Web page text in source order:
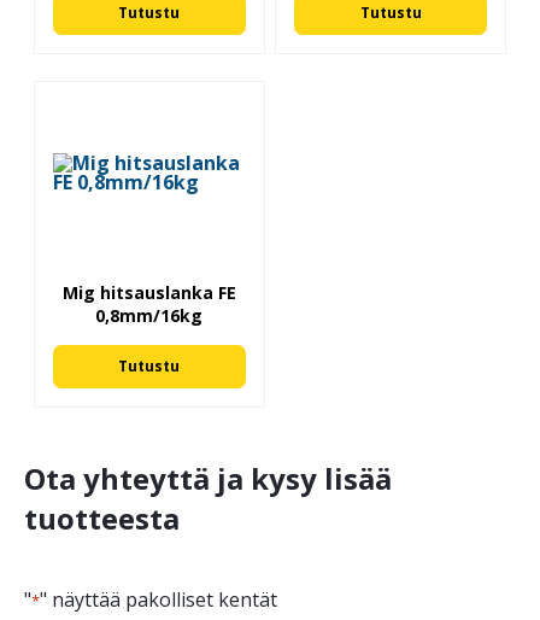
Tutustu Tutustu
Mig hitsauslanka FE
0,8mm/16kg
Tutustu
Ota yhteyttä ja kysy lisää
tuotteesta
"*" näyttää pakolliset kentät